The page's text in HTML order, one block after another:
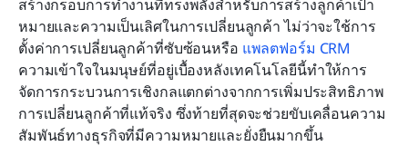
สร้างกรอบการทำงานที่ทรงพลังสำหรับการสร้างลูกค้าเป้า
หมายและความเป็นเลิศในการเปลี่ยนลูกค้า ไม่ว่าจะใช้การ
ตั้งค่าการเปลี่ยนลูกค้าที่ซับซ้อนหรือ แพลตฟอร์ม CRM
ความเข้าใจในมนุษย์ที่อยู่เบื้องหลังเทคโนโลยีนี้ทำให้การ
จัดการกระบวนการเชิงกลแตกต่างจากการเพิ่มประสิทธิภาพ
การเปลี่ยนลูกค้าที่แท้จริง ซึ่งท้ายที่สุดจะช่วยขับเคลื่อนความ
สัมพันธ์ทางธุรกิจที่มีความหมายและยั่งยืนมากขึ้น